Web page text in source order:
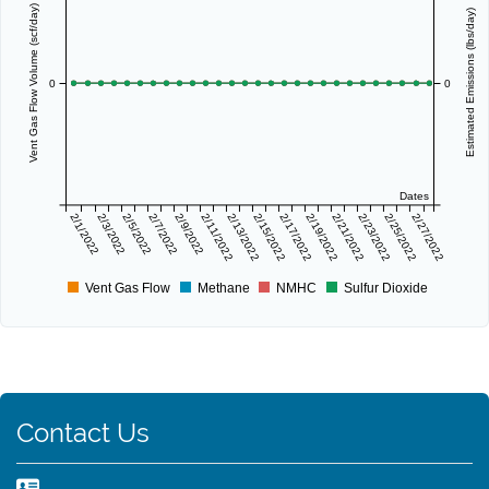
Dates
2/1/20222/3/20222/5/20222/7/20222/9/20222/11/20222/13/20222/15/20222/17/20222/19/20222/21/20222/23/20222/25/20222/27/2022
Vent Gas Flow Volume (scf/day) 0 Estimated Emissions (lbs/day)
0
Vent Gas Flow Methane NMHC Sulfur Dioxide
Contact Us